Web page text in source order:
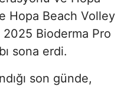
Hopa Beach Volley
Bioderma Pro
sona erdi.
son günde,